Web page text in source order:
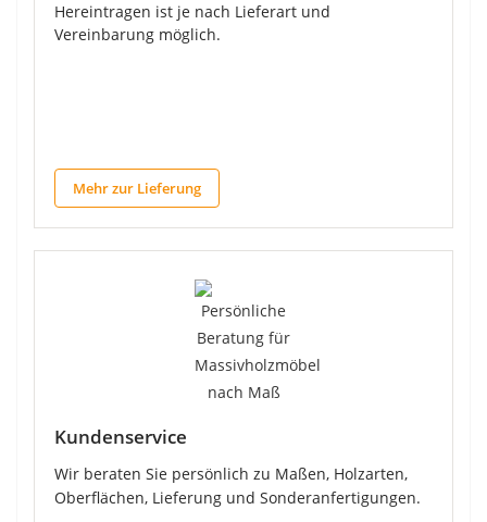
Hereintragen ist je nach Lieferart und
Vereinbarung möglich.
Mehr zur Lieferung
Kundenservice
Wir beraten Sie persönlich zu Maßen, Holzarten,
Oberflächen, Lieferung und Sonderanfertigungen.